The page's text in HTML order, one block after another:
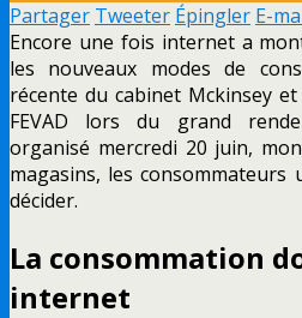
Partager Tweeter Épingler E-
Encore une fois internet a
les nouveaux modes de
récente du cabinet Mckinsey
FEVAD lors du grand
organisé mercredi 20 juin,
magasins, les
décider.
La consommation
internet